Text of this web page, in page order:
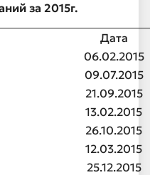
за 2015г.
Дата
06.02.2015
09.07.2015
21.09.2015
13.02.2015
26.10.2015
12.03.2015
25.12.2015